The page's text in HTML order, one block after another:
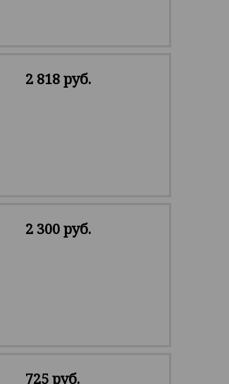
2 818 руб.
2 300 руб.
725 руб.